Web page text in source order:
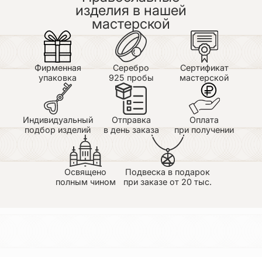
и процветания
Ярослав
25.06.2026
Спасибо магазину за быструю доставку! Крестик
хорошего качества!
Екатерина
25.06.2026
Большое спасибо за помощь в подборе и такой
красивый крестик! Это уже третий крестик вашей
мастерской в моей семье, брала сыну, себе и вот
теперь новорождённой дочке) все разные, все
очень красивые❤️
изделия в нашей
мастерской
Фирменная
упаковка
Серебро
925 пробы
Сертификат
мастерской
Индивидуальный
подбор изделий
Отправка
в день заказа
Оплата
при получении
Освящено
полным чином
Подвеска в подарок
при заказе от 20 тыс.